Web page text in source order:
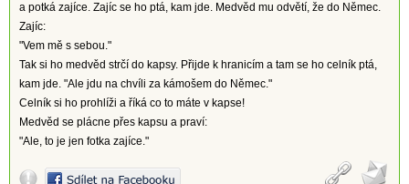
a potká zajíce. Zajíc se ho ptá, kam jde. Medvěd mu odvětí, že do Němec.
Zajíc:
"Vem mě s sebou."
Tak si ho medvěd strčí do kapsy. Přijde k hranicím a tam se ho celník ptá,
kam jde. "Ale jdu na chvíli za kámošem do Němec."
Celník si ho prohlíži a říká co to máte v kapse!
Medvěd se plácne přes kapsu a praví:
"Ale, to je jen fotka zajíce."